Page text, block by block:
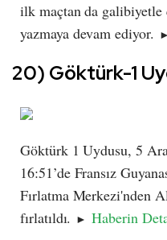
ilk maçtan da galibiyetle
yazmaya devam ediyor. ►
20) Göktürk-1
Göktürk 1 Uydusu, 5
16:51’de Fransız
Fırlatma Merkezi'nden
fırlatıldı. ► Haberin